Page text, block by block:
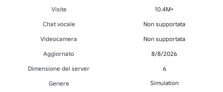
Visite
10.4M+
Chat vocale
Non supportata
Videocamera
Non supportata
Aggiornato
8/8/2026
Dimensione del server
6
Genere
Simulation